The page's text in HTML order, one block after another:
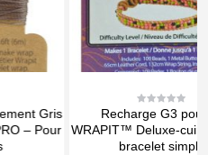
out
of
Recharge G3 pour kit
WRAPIT™ Deluxe-cuir – Pour 1
bracelet simple